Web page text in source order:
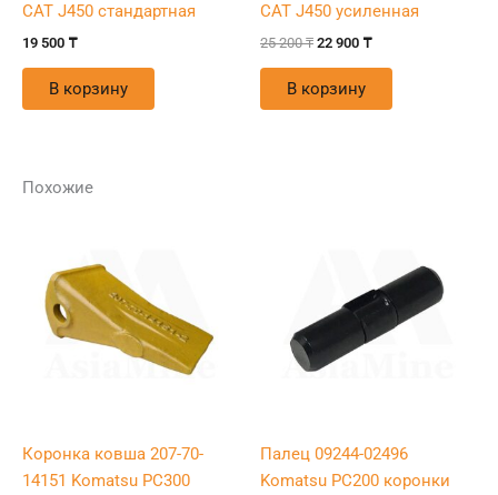
CAT J450 стандартная
19 500 ₸
В корзину
CAT J450 усиленная
25 200₸ 22 900 ₸
В корзину
Похожие
Коронка ковша 207-70-
14151 Komatsu PC300
Палец 09244-02496
Komatsu PC200 коронки